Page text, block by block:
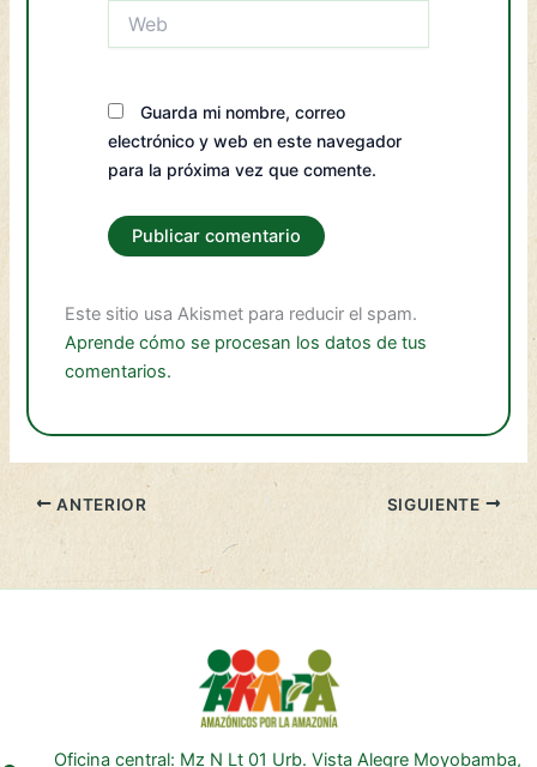
Guarda mi nombre, correo
electrónico y web en este navegador
para la próxima vez que comente.
Este sitio usa Akismet para reducir el spam.
Aprende cómo se procesan los datos de tus
comentarios.
ANTERIOR SIGUIENTE
Oficina central: Mz N Lt 01 Urb. Vista Alegre Moyobamba,